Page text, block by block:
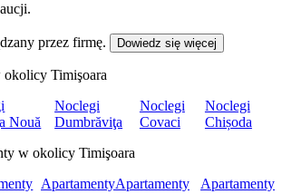
przez firmę.
Dowiedz się więcej
okolicy Timişoara
Nouă
Noclegi
Dumbrăviţa
Noclegi
Covaci
Noclegi
Chișoda
w okolicy Timişoara
ApartamentyApartamenty
Apartamenty